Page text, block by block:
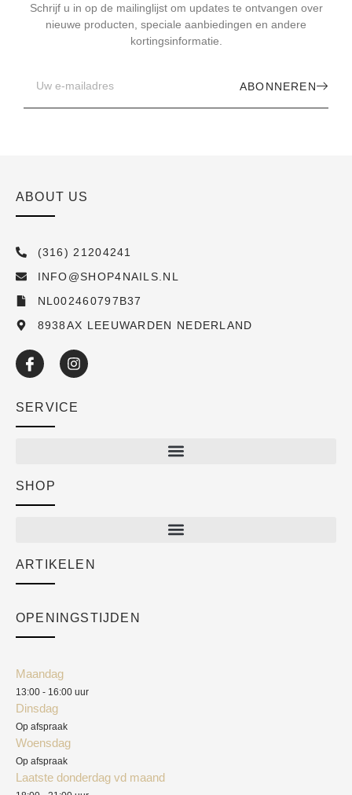
Schrijf u in op de mailinglijst om updates te ontvangen over
nieuwe producten, speciale aanbiedingen en andere
kortingsinformatie.
ABONNEREN
ABOUT US
(316) 21204241
INFO@SHOP4NAILS.NL
NL002460797B37
8938AX LEEUWARDEN NEDERLAND
SERVICE
Academy
SHOP
ARTIKELEN
OPENINGSTIJDEN
Maandag
13:00 - 16:00 uur
Dinsdag
Op afspraak
Woensdag
Op afspraak
Laatste donderdag vd maand